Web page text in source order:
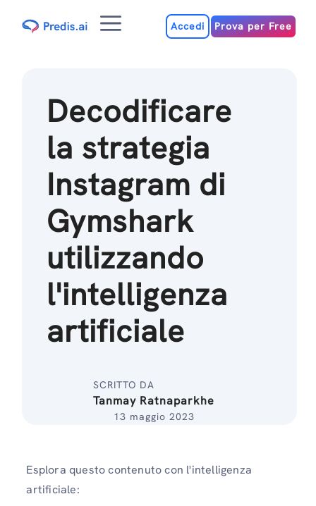
MenuAccedi Prova per Free
Decodificare
la strategia
Instagram di
Gymshark
utilizzando
l'intelligenza
artificiale
SCRITTO DA
Tanmay Ratnaparkhe
13 maggio 2023
Esplora questo contenuto con l'intelligenza
artificiale: